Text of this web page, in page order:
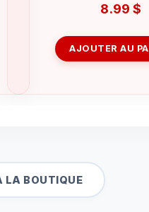
8.99 $
AJOUTER AU
LA BOUTIQUE